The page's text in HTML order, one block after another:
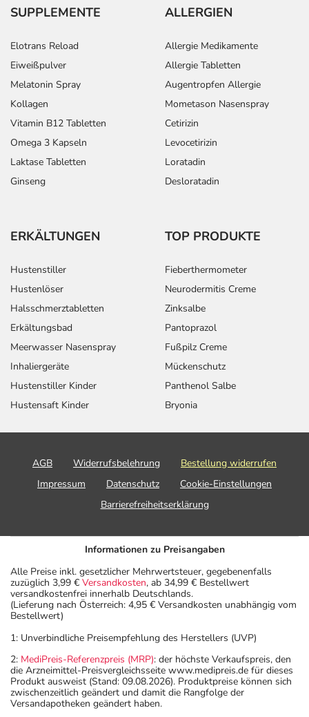
SUPPLEMENTE
Elotrans Reload
Eiweißpulver
Melatonin Spray
Kollagen
Vitamin B12 Tabletten
Omega 3 Kapseln
Laktase Tabletten
Ginseng
ALLERGIEN
Allergie Medikamente
Allergie Tabletten
Augentropfen Allergie
Mometason Nasenspray
Cetirizin
Levocetirizin
Loratadin
Desloratadin
ERKÄLTUNGEN
Hustenstiller
Hustenlöser
Halsschmerztabletten
Erkältungsbad
Meerwasser Nasenspray
Inhaliergeräte
Hustenstiller Kinder
Hustensaft Kinder
TOP PRODUKTE
Fieberthermometer
Neurodermitis Creme
Zinksalbe
Pantoprazol
Fußpilz Creme
Mückenschutz
Panthenol Salbe
Bryonia
AGB Widerrufsbelehrung
Bestellung widerrufen
Impressum
Datenschutz
Cookie-Einstellungen
Barrierefreiheitserklärung
Informationen zu Preisangaben
Alle Preise inkl. gesetzlicher Mehrwertsteuer, gegebenenfalls
zuzüglich 3,99 € Versandkosten, ab 34,99 € Bestellwert
versandkostenfrei innerhalb Deutschlands.
(Lieferung nach Österreich: 4,95 € Versandkosten unabhängig vom
Bestellwert)
1: Unverbindliche Preisempfehlung des Herstellers (UVP)
2: MediPreis-Referenzpreis (MRP): der höchste Verkaufspreis, den
die Arzneimittel-Preisvergleichsseite www.medipreis.de für dieses
Produkt ausweist (Stand: 09.08.2026). Produktpreise können sich
zwischenzeitlich geändert und damit die Rangfolge der
Versandapotheken geändert haben.